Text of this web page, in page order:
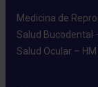
Medicina de
Salud Bucodental
Salud Ocular –